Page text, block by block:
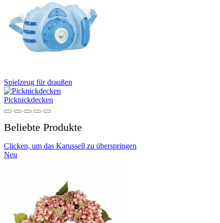
Spielzeug für draußen
Picknickdecken
Beliebte Produkte
Clicken, um das Karussell zu überspringen
Neu